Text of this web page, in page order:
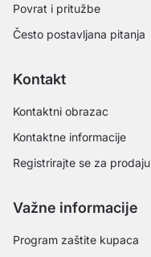
Povrat i pritužbe
Često postavljana pitanja
Kontakt
Kontaktni obrazac
Kontaktne informacije
Registrirajte se za prodaju
Važne informacije
Program zaštite kupaca